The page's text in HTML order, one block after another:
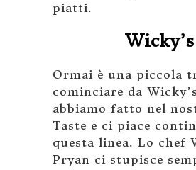
piatti.
Wicky’s
Ormai è una piccola
cominciare da
abbiamo fatto nel
Taste e ci piace
questa linea. Lo chef
Pryan ci stupisce